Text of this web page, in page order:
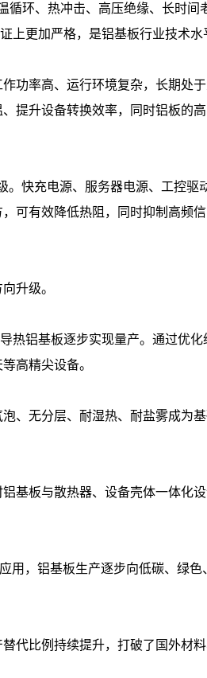
环、热冲击、高压绝缘、长时间
更加严格，是铝基板行业技术水
功率高、运行环境复杂，长期处
提升设备转换效率，同时铝板的
快充电源、服务器电源、工控
可有效降低热阻，同时抑制高频
升级。
铝基板逐步实现量产。通过优
高精尖设备。
、无分层、耐湿热、耐盐雾成为
基板与散热器、设备壳体一体化
，铝基板生产逐步向低碳、绿
代比例持续提升，打破了国外材